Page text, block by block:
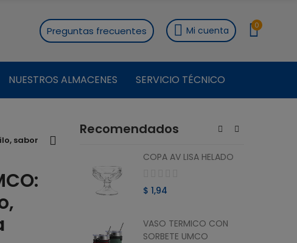
Preguntas frecuentes Mi cuenta 0
NUESTROS ALMACENES SERVICIO TÉCNICO
sabor
Recomendados
CON
COPA AV LISA HELADO
$ 1,94
VASO TERMICO CON
SORBETE UMCO